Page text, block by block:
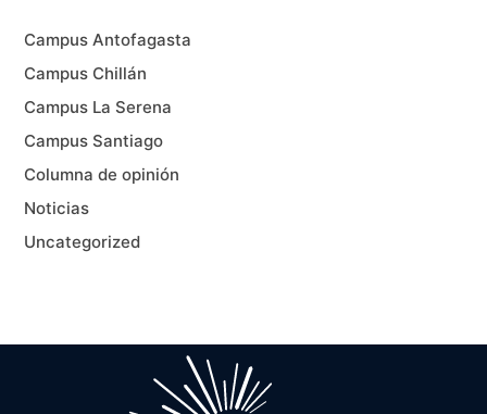
Campus Antofagasta
Campus Chillán
Campus La Serena
Campus Santiago
Columna de opinión
Noticias
Uncategorized